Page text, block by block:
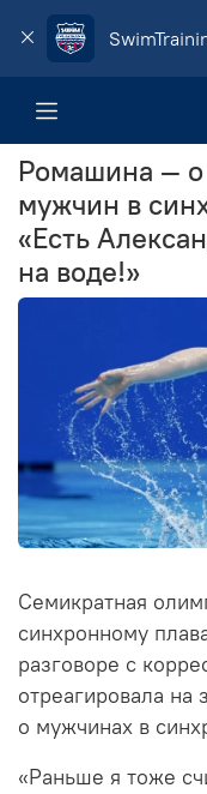
Ромашина — о
мужчин в
«Есть
на воде!»
Семикратная
синхронному
разговоре с
отреагировала на
о мужчинах в
«Раньше я тоже